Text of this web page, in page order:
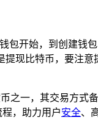
包开始，到创建钱
现比特币，要注
之一，其交易方式
，助力用户安全、